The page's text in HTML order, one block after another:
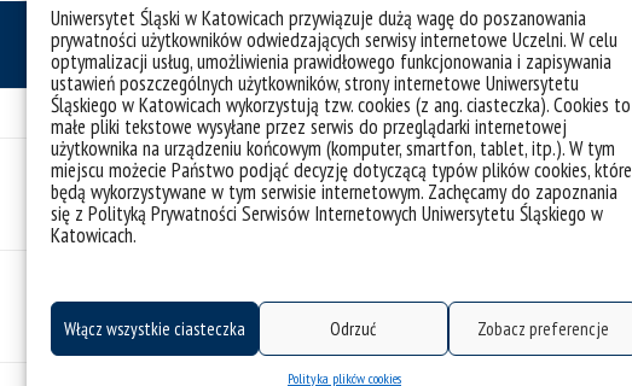
Uniwersytet Śląski w Katowicach przywiązuje dużą wagę do poszanowania
prywatności użytkowników odwiedzających serwisy internetowe Uczelni. W celu
optymalizacji usług, umożliwienia prawidłowego funkcjonowania i zapisywania
ustawień poszczególnych użytkowników, strony internetowe Uniwersytetu
Śląskiego w Katowicach wykorzystują tzw. cookies (z ang. ciasteczka). Cookies to
małe pliki tekstowe wysyłane przez serwis do przeglądarki internetowej
użytkownika na urządzeniu końcowym (komputer, smartfon, tablet, itp.). W tym
miejscu możecie Państwo podjąć decyzję dotyczącą typów plików cookies, które
będą wykorzystywane w tym serwisie internetowym. Zachęcamy do zapoznania
się z Polityką Prywatności Serwisów Internetowych Uniwersytetu Śląskiego w
Katowicach.
Włącz wszystkie ciasteczka Odrzuć Zobacz preferencje
Polityka plików cookies